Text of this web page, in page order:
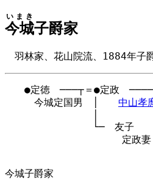
今城
いまき
子爵家
羽林家、花山院流、1884年子爵
●定徳　───┬＝●定政　
今城定国男　│ 中山孝
└─　友子
定政妻
今城子爵家